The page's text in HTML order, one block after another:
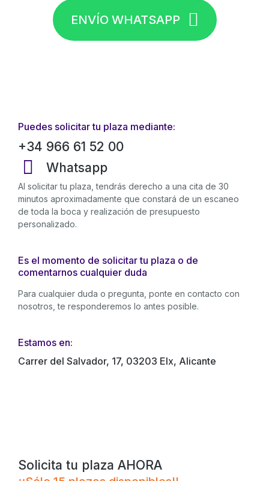
ENVÍO WHATSAPP
Puedes solicitar tu plaza mediante:
+34 966 61 52 00
Whatsapp
Al solicitar tu plaza, tendrás derecho a una cita de 30
minutos aproximadamente que constará de un escaneo
de toda la boca y realización de presupuesto
personalizado.
Es el momento de solicitar tu plaza o de
comentarnos cualquier duda
Para cualquier duda o pregunta, ponte en contacto con
nosotros, te responderemos lo antes posible.
Estamos en:
Carrer del Salvador, 17, 03203 Elx, Alicante
Solicita tu plaza AHORA